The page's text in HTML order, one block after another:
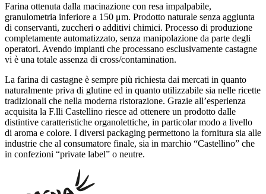
Farina ottenuta dalla macinazione con resa impalpabile,
granulometria inferiore a 150 μm. Prodotto naturale senza aggiunta
di conservanti, zuccheri o additivi chimici. Processo di produzione
completamente automatizzato, senza manipolazione da parte degli
operatori. Avendo impianti che processano esclusivamente castagne
vi è una totale assenza di cross/contamination.
La farina di castagne è sempre più richiesta dai mercati in quanto
naturalmente priva di glutine ed in quanto utilizzabile sia nelle ricette
tradizionali che nella moderna ristorazione. Grazie all’esperienza
acquisita la F.lli Castellino riesce ad ottenere un prodotto dalle
distintive caratteristiche organolettiche, in particolar modo a livello
di aroma e colore. I diversi packaging permettono la fornitura sia alle
industrie che al consumatore finale, sia in marchio “Castellino” che
in confezioni “private label” o neutre.